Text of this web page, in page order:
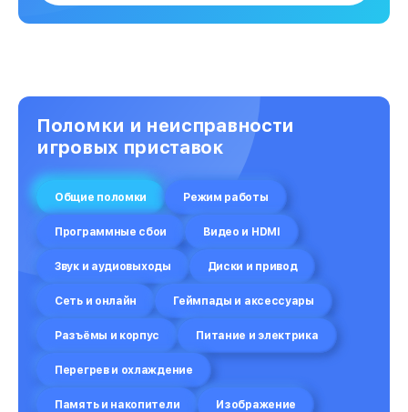
Поломки и неисправности
игровых приставок
Общие поломки Режим работы
Программные сбои Видео и HDMI
Звук и аудиовыходы Диски и привод
Сеть и онлайн Геймпады и аксессуары
Разъёмы и корпус Питание и электрика
Перегрев и охлаждение
Память и накопители Изображение